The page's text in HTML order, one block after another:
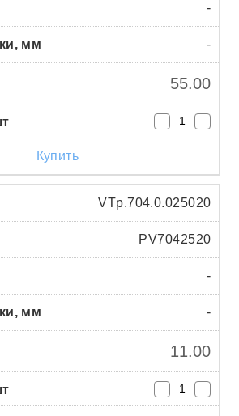
-
-
55.00
Купить
VTp.704.0.025020
PV7042520
-
-
11.00